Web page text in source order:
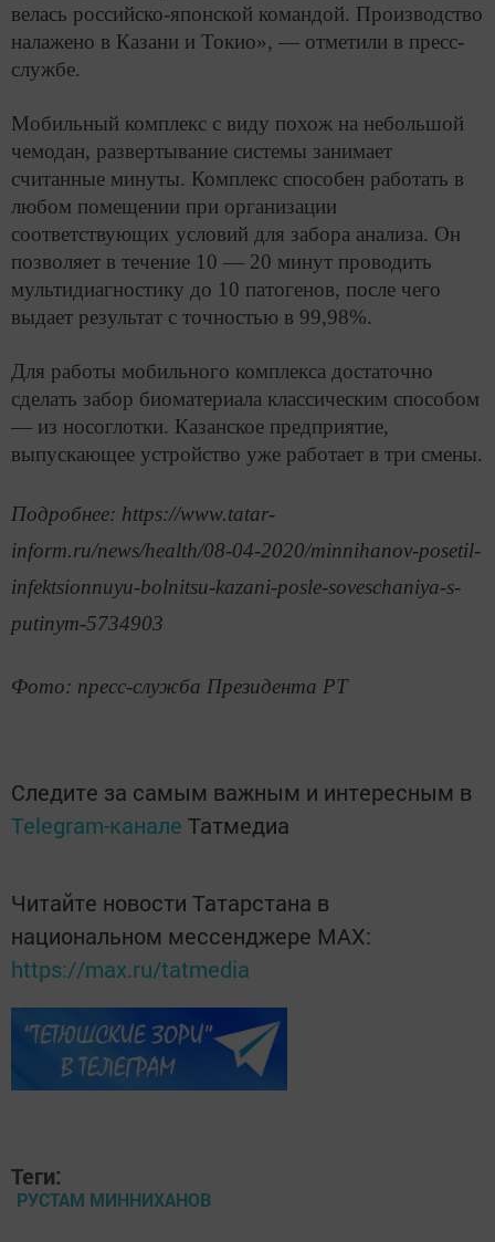
велась российско-японской командой. Производство
налажено в Казани и Токио», — отметили в пресс-
службе.
Мобильный комплекс с виду похож на небольшой
чемодан, развертывание системы занимает
считанные минуты. Комплекс способен работать в
любом помещении при организации
соответствующих условий для забора анализа. Он
позволяет в течение 10 — 20 минут проводить
мультидиагностику до 10 патогенов, после чего
выдает результат с точностью в 99,98%.
Для работы мобильного комплекса достаточно
сделать забор биоматериала классическим способом
— из носоглотки. Казанское предприятие,
выпускающее устройство уже работает в три смены.
Подробнее: https://www.tatar-
inform.ru/news/health/08-04-2020/minnihanov-posetil-
infektsionnuyu-bolnitsu-kazani-posle-soveschaniya-s-
putinym-5734903
Фото: пресс-служба Президента РТ
Следите за самым важным и интересным в
Telegram-канале Татмедиа
Читайте новости Татарстана в
национальном мессенджере MАХ:
https://max.ru/tatmedia
Теги:
РУСТАМ МИННИХАНОВ